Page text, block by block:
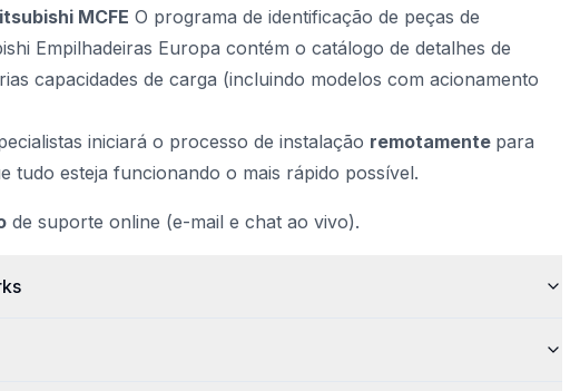
MCFE O programa de identificação de peças de
Empilhadeiras Europa contém o catálogo de detalhes de
capacidades de carga (incluindo modelos com acionamento
iniciará o processo de instalação remotamente para
tudo esteja funcionando o mais rápido possível.
de suporte online (e-mail e chat ao vivo).